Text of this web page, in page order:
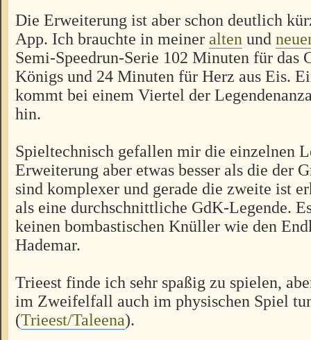
Die Erweiterung ist aber schon deutlich
App. Ich brauchte in meiner alten und
Semi-Speedrun-Serie 102 Minuten für das
Königs und 24 Minuten für Herz aus Eis.
kommt bei einem Viertel der
hin.
Spieltechnisch gefallen mir die einzelnen
Erweiterung aber etwas besser als die der
sind komplexer und gerade die zweite ist
als eine durchschnittliche GdK-Legende.
keinen bombastischen Knüller wie den
Hademar.
Trieest finde ich sehr spaßig zu spielen,
im Zweifelfall auch im physischen Spiel
(Trieest/Taleena).